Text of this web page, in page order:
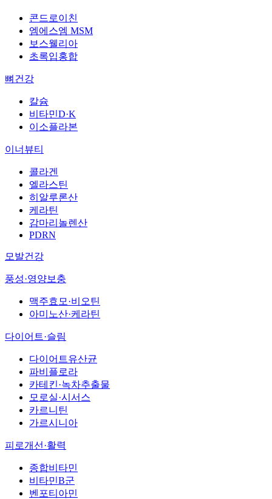
콘드로이친
엠에스엠 MSM
보스웰리아
초록입홍합
뼈건강
칼슘
비타민D·K
이소플라본
이너뷰티
콜라겐
엘라스틴
히알루론산
케라틴
감마리놀렌산
PDRN
모발건강
풍성·영양보충
맥주효모·비오틴
아미노산·케라틴
다이어트·슬림
다이어트유산균
파비플로라
카테킨·녹차추출물
모로실·시서스
카르니틴
가르시니아
피로개선·활력
종합비타민
비타민B군
벤포티아민